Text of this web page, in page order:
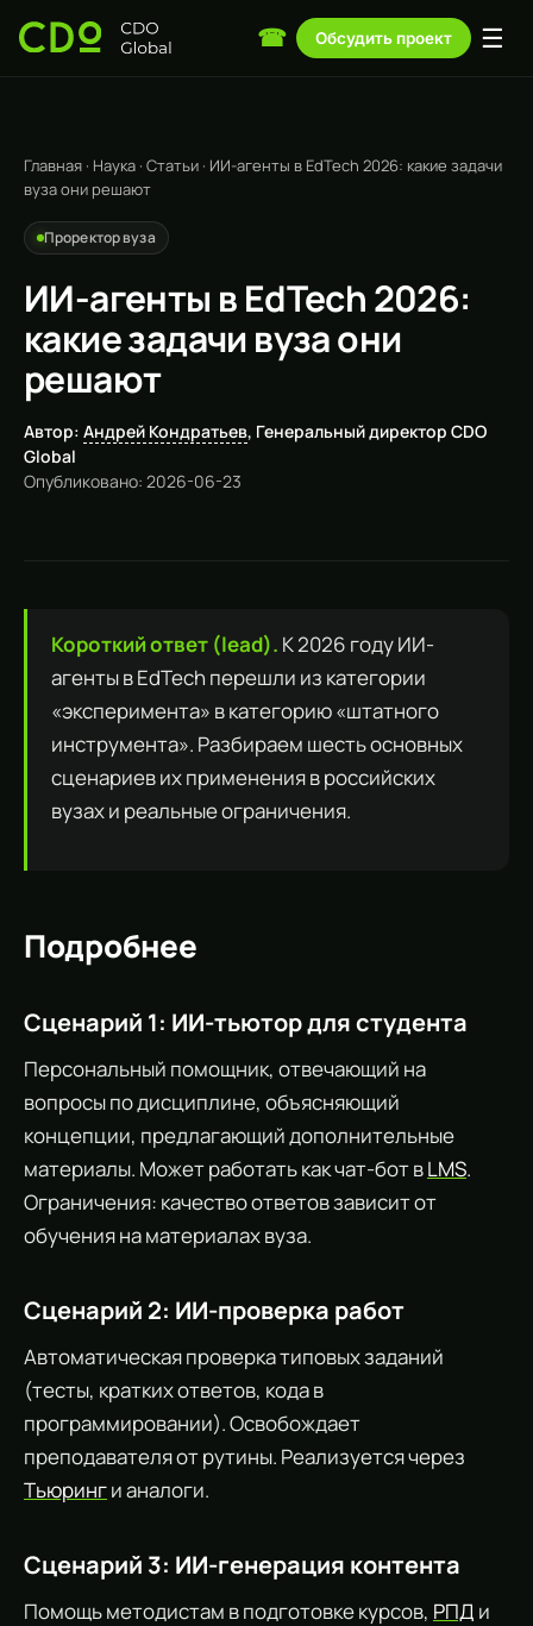
☎ Обсудить проект ☰
Главная · Наука · Статьи · ИИ-агенты в EdTech 2026: какие задачи
вуза они решают
Проректор вуза
ИИ-агенты в EdTech 2026:
какие задачи вуза они
решают
Автор: Андрей Кондратьев, Генеральный директор CDO
Global
Опубликовано: 2026-06-23
Короткий ответ (lead). К 2026 году ИИ-
агенты в EdTech перешли из категории
«эксперимента» в категорию «штатного
инструмента». Разбираем шесть основных
сценариев их применения в российских
вузах и реальные ограничения.
Подробнее
Сценарий 1: ИИ-тьютор для студента
Персональный помощник, отвечающий на
вопросы по дисциплине, объясняющий
концепции, предлагающий дополнительные
материалы. Может работать как чат-бот вLMS.
Ограничения: качество ответов зависит от
обучения на материалах вуза.
Сценарий 2: ИИ-проверка работ
Автоматическая проверка типовых заданий
(тесты, кратких ответов, кода в
программировании). Освобождает
преподавателя от рутины. Реализуется через
Тьюринги аналоги.
Сценарий 3: ИИ-генерация контента
Помощь методистам в подготовке курсов, РПД и